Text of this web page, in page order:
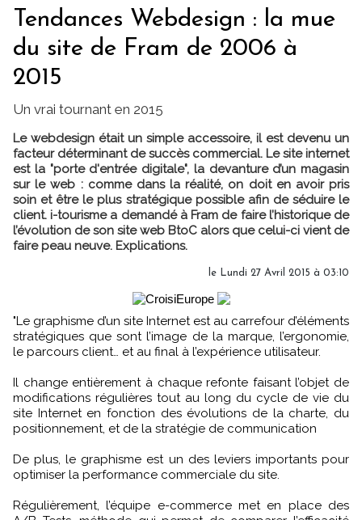
Tendances Webdesign : la mue
du site de Fram de 2006 à
2015
Un vrai tournant en 2015
Le webdesign était un simple accessoire, il est devenu un
facteur déterminant de succès commercial. Le site internet
est la "porte d'entrée digitale", la devanture d’un magasin
sur le web : comme dans la réalité, on doit en avoir pris
soin et être le plus stratégique possible afin de séduire le
client. i-tourisme a demandé à Fram de faire l’historique de
l’évolution de son site web BtoC alors que celui-ci vient de
faire peau neuve. Explications.
le Lundi 27 Avril 2015 à 03:10
"Le graphisme d’un site Internet est au carrefour d’éléments
stratégiques que sont l’image de la marque, l’ergonomie,
le parcours client… et au final à l’expérience utilisateur.
Il change entièrement à chaque refonte faisant l’objet de
modifications régulières tout au long du cycle de vie du
site Internet en fonction des évolutions de la charte, du
positionnement, et de la stratégie de communication
De plus, le graphisme est un des leviers importants pour
optimiser la performance commerciale du site.
Régulièrement, l’équipe e-commerce met en place des